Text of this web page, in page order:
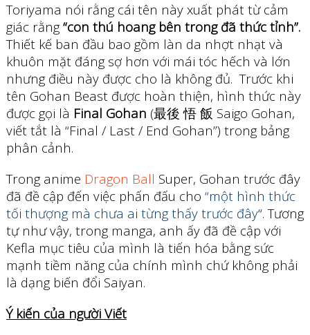
Toriyama nói rằng cái tên này xuất phát từ cảm
giác rằng“con thú hoang bên trong đã thức tỉnh”.
Thiết kế ban đầu bao gồm làn da nhợt nhạt và
khuôn mặt đáng sợ hơn với mái tóc hếch và lớn
nhưng điều này được cho là không đủ. Trước khi
tên Gohan Beast được hoàn thiện, hình thức này
được gọi là Final Gohan (最後 悟 飯 Saigo Gohan,
viết tắt là “Final / Last / End Gohan”) trong bảng
phân cảnh.
Trong anime Dragon Ball Super, Gohan trước đây
đã đề cập đến việc phấn đấu cho “một hình thức
tối thượng mà chưa ai từng thấy trước đây“. Tương
tự như vậy, trong manga, anh ấy đã đề cập với
Kefla mục tiêu của mình là tiến hóa bằng sức
mạnh tiềm năng của chính mình chứ không phải
là dạng biến đổi Saiyan.
Ý kiến của người Viết